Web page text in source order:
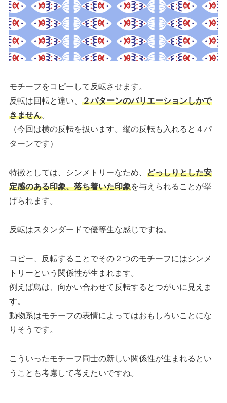
モチーフをコピーして反転させます。
反転は回転と違い、２パターンのバリエーションしかで
きません。
（今回は横の反転を扱います。縦の反転も入れると４パ
ターンです）
特徴としては、シンメトリーなため、どっしりとした安
定感のある印象、落ち着いた印象を与えられることが挙
げられます。
反転はスタンダードで優等生な感じですね。
コピー、反転することでその２つのモチーフにはシンメ
トリーという関係性が生まれます。
例えば鳥は、向かい合わせて反転するとつがいに見えま
す。
動物系はモチーフの表情によってはおもしろいことにな
りそうです。
こういったモチーフ同士の新しい関係性が生まれるとい
うことも考慮して考えたいですね。